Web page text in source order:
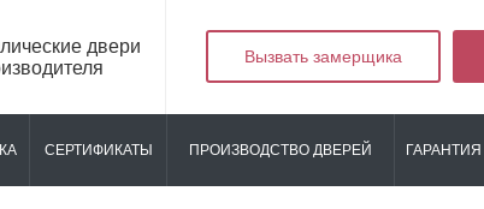
двери
Вызвать замерщика
СЕРТИФИКАТЫ ПРОИЗВОДСТВО ДВЕРЕЙ ГАРАНТИЯ